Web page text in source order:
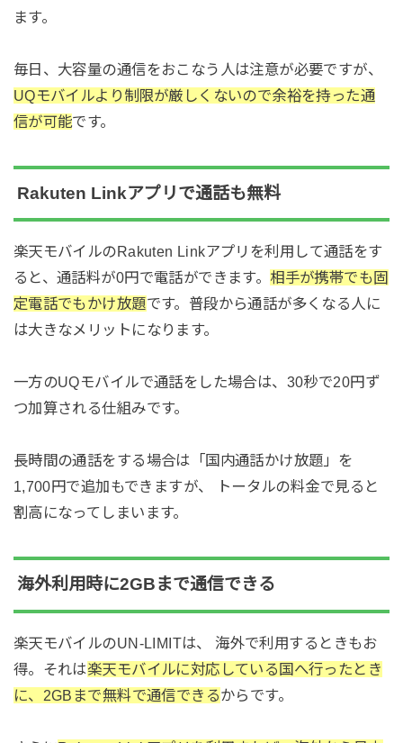
ます。
毎日、大容量の通信をおこなう人は注意が必要ですが、
UQモバイルより制限が厳しくないので余裕を持った通
信が可能です。
Rakuten Linkアプリで通話も無料
楽天モバイルのRakuten Linkアプリを利用して通話をす
ると、通話料が0円で電話ができます。 相手が携帯でも固
定電話でもかけ放題です。普段から通話が多くなる人に
は大きなメリットになります。
一方のUQモバイルで通話をした場合は、30秒で20円ず
つ加算される仕組みです。
長時間の通話をする場合は「国内通話かけ放題」を
1,700円で追加もできますが、 トータルの料金で見ると
割高になってしまいます。
海外利用時に2GBまで通信できる
楽天モバイルのUN-LIMITは、 海外で利用するときもお
得。それは楽天モバイルに対応している国へ行ったとき
に、2GBまで無料で通信できるからです。